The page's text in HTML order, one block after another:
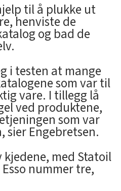
til å plukke ut
henviste de
og bad de
i testen at mange
som var til
vare. I tillegg lå
ved produktene,
som var
sier Engebretsen.
kjedene, med Statoil
nummer tre,